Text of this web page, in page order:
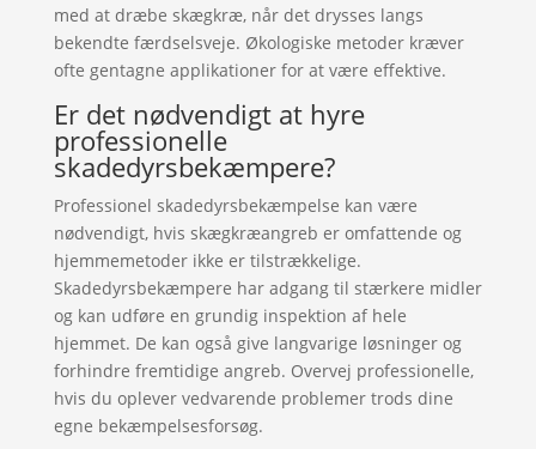
med at dræbe skægkræ, når det drysses langs
bekendte færdselsveje. Økologiske metoder kræver
ofte gentagne applikationer for at være effektive.
Er det nødvendigt at hyre
professionelle
skadedyrsbekæmpere?
Professionel skadedyrsbekæmpelse kan være
nødvendigt, hvis skægkræangreb er omfattende og
hjemmemetoder ikke er tilstrækkelige.
Skadedyrsbekæmpere har adgang til stærkere midler
og kan udføre en grundig inspektion af hele
hjemmet. De kan også give langvarige løsninger og
forhindre fremtidige angreb. Overvej professionelle,
hvis du oplever vedvarende problemer trods dine
egne bekæmpelsesforsøg.